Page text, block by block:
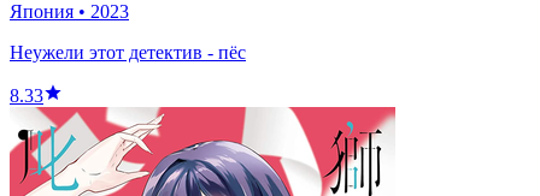
Япония • 2023
Неужели этот детектив - пёс
8.33